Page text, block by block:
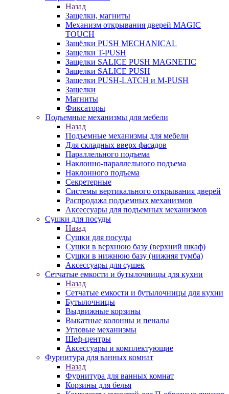
Назад
Защелки, магниты
Механизм открывания дверей MAGIC
TOUCH
Защёлки PUSH MECHANICAL
Защелки T-PUSH
Защелки SALICE PUSH MAGNETIC
Защелки SALICE PUSH
Защелки PUSH-LATCH и M-PUSH
Защелки
Магниты
Фиксаторы
Подъемные механизмы для мебели
Назад
Подъемные механизмы для мебели
Для складных вверх фасадов
Параллельного подъема
Наклонно-параллельного подъема
Наклонного подъема
Секретерные
Системы вертикального открывания дверей
Распродажа подъемных механизмов
Аксессуары для подъемных механизмов
Сушки для посуды
Назад
Сушки для посуды
Сушки в верхнюю базу (верхний шкаф)
Сушки в нижнюю базу (нижняя тумба)
Аксессуары для сушек
Сетчатые емкости и бутылочницы для кухни
Назад
Сетчатые емкости и бутылочницы для кухни
Бутылочницы
Выдвижные корзины
Выкатные колонны и пеналы
Угловые механизмы
Шеф-центры
Аксессуары и комплектующие
Фурнитура для ванных комнат
Назад
Фурнитура для ванных комнат
Корзины для белья